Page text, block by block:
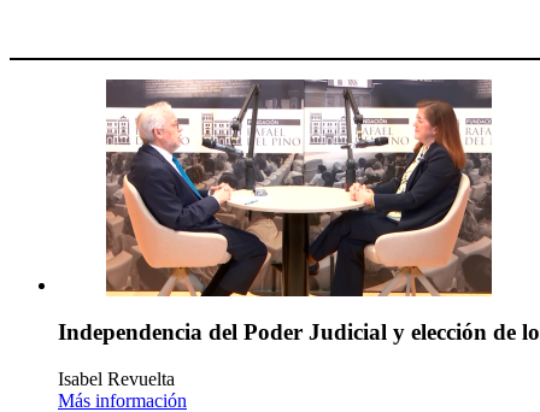
Independencia del Poder Judicial y elección de
Isabel Revuelta
Más información